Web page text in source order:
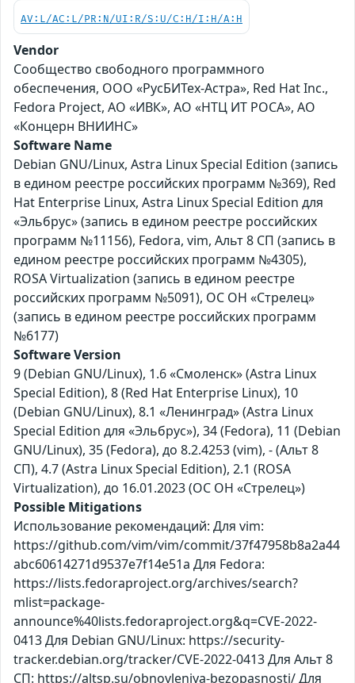
AV:L/AC:L/PR:N/UI:R/S:U/C:H/I:H/A:H
Vendor
Сообщество свободного программного
обеспечения, ООО «РусБИТех-Астра», Red Hat Inc.,
Fedora Project, АО «ИВК», АО «НТЦ ИТ РОСА», АО
«Концерн ВНИИНС»
Software Name
Debian GNU/Linux, Astra Linux Special Edition (запись
в едином реестре российских программ №369), Red
Hat Enterprise Linux, Astra Linux Special Edition для
«Эльбрус» (запись в едином реестре российских
программ №11156), Fedora, vim, Альт 8 СП (запись в
едином реестре российских программ №4305),
ROSA Virtualization (запись в едином реестре
российских программ №5091), ОС ОН «Стрелец»
(запись в едином реестре российских программ
№6177)
Software Version
9 (Debian GNU/Linux), 1.6 «Смоленск» (Astra Linux
Special Edition), 8 (Red Hat Enterprise Linux), 10
(Debian GNU/Linux), 8.1 «Ленинград» (Astra Linux
Special Edition для «Эльбрус»), 34 (Fedora), 11 (Debian
GNU/Linux), 35 (Fedora), до 8.2.4253 (vim), - (Альт 8
СП), 4.7 (Astra Linux Special Edition), 2.1 (ROSA
Virtualization), до 16.01.2023 (ОС ОН «Стрелец»)
Possible Mitigations
Использование рекомендаций: Для vim:
https://github.com/vim/vim/commit/37f47958b8a2a44
abc60614271d9537e7f14e51a Для Fedora:
https://lists.fedoraproject.org/archives/search?
mlist=package-
announce%40lists.fedoraproject.org&q=CVE-2022-
0413 Для Debian GNU/Linux: https://security-
tracker.debian.org/tracker/CVE-2022-0413 Для Альт 8
СП: https://altsp.su/obnovleniya-bezopasnosti/ Для